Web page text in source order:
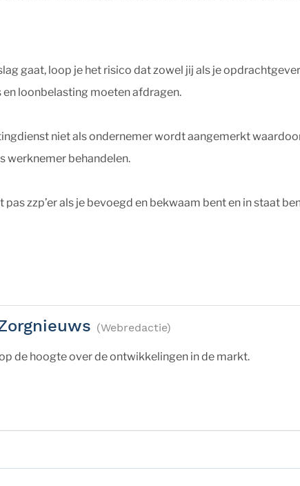
gaat, loop je het risico dat zowel jij als je
loonbelasting moeten afdragen.
niet als ondernemer wordt aangemerkt
werknemer behandelen.
zzp’er als je bevoegd en bekwaam bent en in staat
(Webredactie)
de hoogte over de ontwikkelingen in de markt.